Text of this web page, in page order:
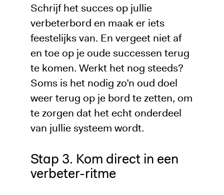
Schrijf het succes op jullie
verbeterbord en maak er iets
feestelijks van. En vergeet niet af
en toe op je oude successen terug
te komen. Werkt het nog steeds?
Soms is het nodig zo’n oud doel
weer terug op je bord te zetten, om
te zorgen dat het echt onderdeel
van jullie systeem wordt.
Stap 3. Kom direct in een
verbeter-ritme